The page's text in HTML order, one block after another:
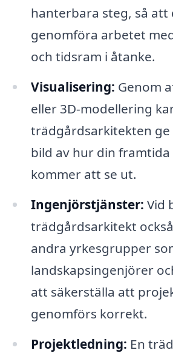
hanterbara steg, så att
genomföra arbetet
och tidsram i åtanke.
Visualisering: Genom
eller 3D-modellering
trädgårdsarkitekten ge
bild av hur din
kommer att se ut.
Ingenjörstjänster: Vid
trädgårdsarkitekt
andra yrkesgrupper
landskapsingenjörer
att säkerställa att
genomförs korrekt.
Projektledning: En